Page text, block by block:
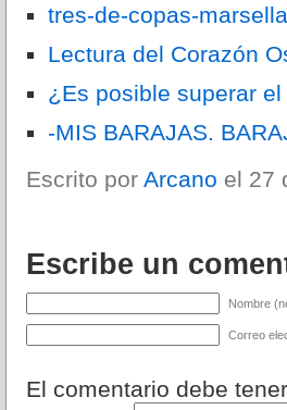
tres-de-copas-marsella
Lectura del Corazón
¿Es posible superar
-MIS BARAJAS.
Escrito por Arcano el 27
Escribe un
Nombre
Correo
El comentario debe tener